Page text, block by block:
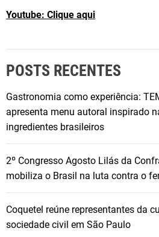
Youtube: Clique aqui
POSTS RECENTES
Gastronomia como experiência:
apresenta menu autoral inspirado
ingredientes brasileiros
2º Congresso Agosto Lilás da
mobiliza o Brasil na luta contra o
Coquetel reúne representantes da
sociedade civil em São Paulo